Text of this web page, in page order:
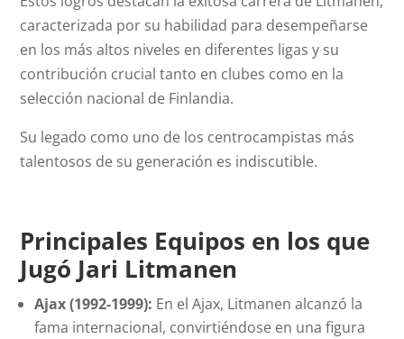
caracterizada por su habilidad para desempeñarse
en los más altos niveles en diferentes ligas y su
contribución crucial tanto en clubes como en la
selección nacional de Finlandia.
Su legado como uno de los centrocampistas más
talentosos de su generación es indiscutible.
Principales Equipos en los que
Jugó Jari Litmanen
Ajax (1992-1999): En el Ajax, Litmanen alcanzó la
fama internacional, convirtiéndose en una figura